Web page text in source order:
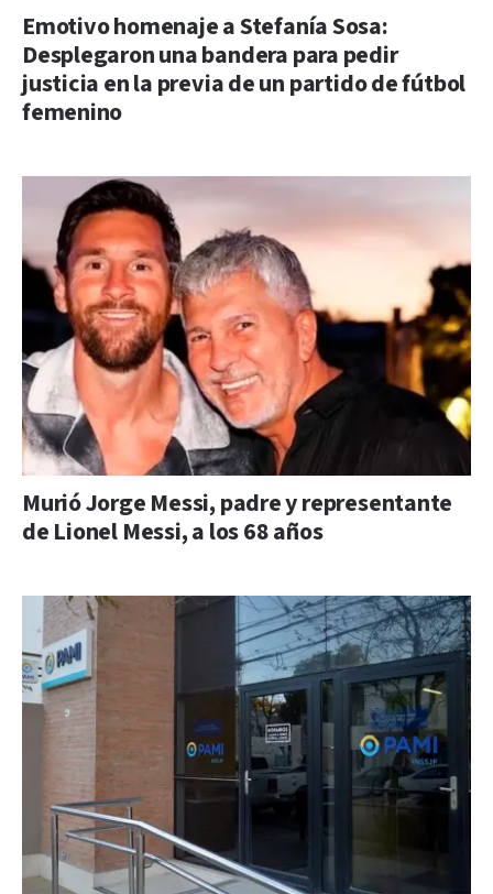
Emotivo homenaje a Stefanía Sosa:
Desplegaron una bandera para pedir
justicia en la previa de un partido de fútbol
femenino
Murió Jorge Messi, padre y representante
de Lionel Messi, a los 68 años